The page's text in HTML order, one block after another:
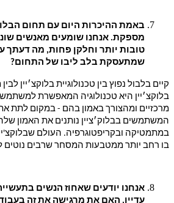
באמת ההיכרות היום עם תחום
מספקת. אנחנו שומעים מאנשים
טובות יותר וחלקן פחות, מה דעתך
שמתעסקת בלב ליבו של התחום?
קיים בלבול נפוץ בין טכנולוגיית בלוקצ׳יין
בלוקצ׳יין היא טכנולוגיה המאפשרת
מרכזיים ומהצורך באמון בהם - במקום לתת
המשתמשים בבלוק׳ציין נותנים את האמון
במתמטיקה ובקריפטוגרפיה. העולם
בו רחב יותר ממטבעות המסחר שרבים נוטים
אנחנו יודעים שאחוז הנשים
עדיין, האם את מרגישה את זה